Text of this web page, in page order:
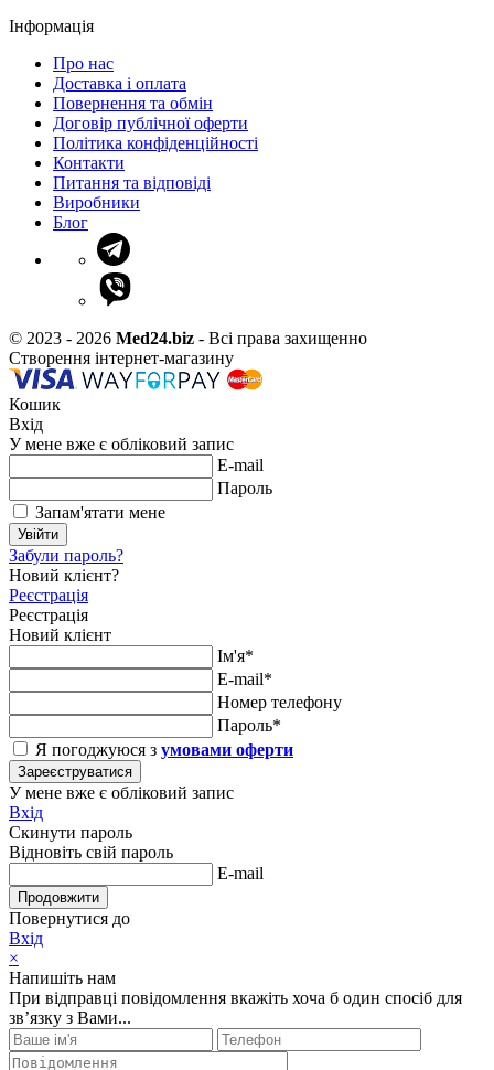
Інформація
Про нас
Доставка і оплата
Повернення та обмін
Договір публічної оферти
Політика конфіденційності
Контакти
Питання та відповіді
Виробники
Блог
© 2023 - 2026 Med24.biz - Всі права захищенно
Створення інтернет-магазину
Кошик
Вхід
У мене вже є обліковий запис
E-mail
Пароль
Запам'ятати мене
Увійти
Забули пароль?
Новий клієнт?
Реєстрація
Реєстрація
Новий клієнт
Ім'я*
E-mail*
Номер телефону
Пароль*
Я погоджуюся з умовами оферти
Зареєструватися
У мене вже є обліковий запис
Вхід
Скинути пароль
Відновіть свій пароль
E-mail
Продовжити
Повернутися до
Вхід
×
Напишіть нам
При відправці повідомлення вкажіть хоча б один спосіб для
зв’язку з Вами...